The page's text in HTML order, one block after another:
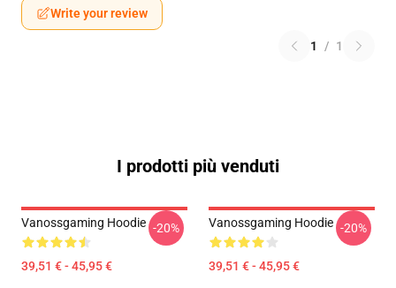
Write your review
1 / 1
I prodotti più venduti
Vanossgaming Hoodie
39,51 € - 45,95 €
-20% Vanossgaming Hoodie
39,51 € - 45,95 €
-20%